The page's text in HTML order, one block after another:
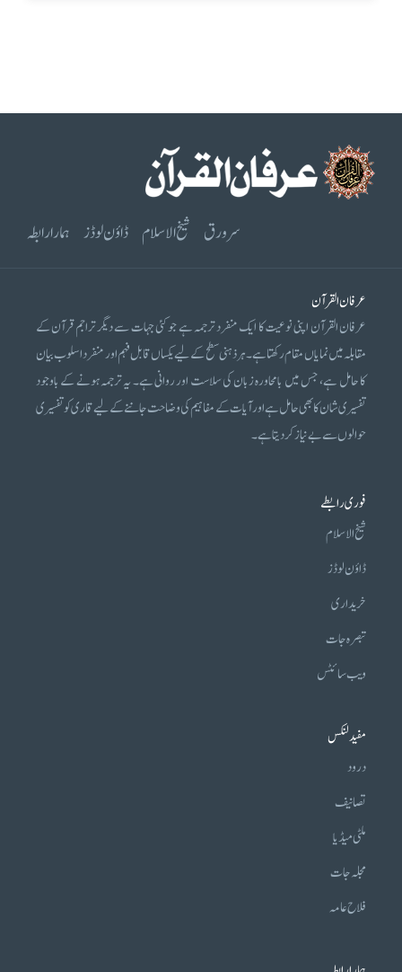
سرورق شیخ الاسلام ڈاؤن لوڈز ہمارا رابطہ
عرفان القرآن
عرفان القرآن اپنی نوعیت کا ایک منفرد ترجمہ ہے جو کئی جہات سے دیگر تراجم قرآن کے
مقابلہ میں نمایاں مقام رکھتا ہے۔ ہر ذہنی سطح کے لیے یکساں قابل فہم اور منفرد اسلوب بیان
کا حامل ہے، جس میں بامحاورہ زبان کی سلاست اور روانی ہے۔ یہ ترجمہ ہونے کے باوجود
تفسیری شان کا بھی حامل ہے اور آیات کے مفاہیم کی وضاحت جاننے کے لیے قاری کو تفسیری
حوالوں سے بے نیاز کر دیتا ہے۔
فوری رابطے
شیخ الاسلام
ڈاؤن لوڈز
خریداری
تبصرہ جات
ویب سائٹس
مفید لنکس
درود
تصانیف
ملٹی میڈیا
مجلہ جات
فلاح عامہ